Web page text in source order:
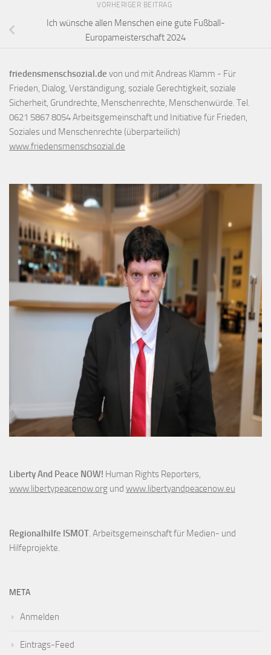
VORHERIGER BEITRAG
Ich wünsche allen Menschen eine gute Fußball-
Europameisterschaft 2024
friedensmenschsozial.de von und mit Andreas Klamm - Für
Frieden, Dialog, Verständigung, soziale Gerechtigkeit, soziale
Sicherheit, Grundrechte, Menschenrechte, Menschenwürde. Tel.
0621 5867 8054 Arbeitsgemeinschaft und Initiative für Frieden,
Soziales und Menschenrechte (überparteilich)
www.friedensmenschsozial.de
Liberty And Peace NOW! Human Rights Reporters,
www.libertypeacenow.org und www.libertyandpeacenow.eu
Regionalhilfe ISMOT. Arbeitsgemeinschaft für Medien- und
Hilfeprojekte.
META
Anmelden
Eintrags-Feed